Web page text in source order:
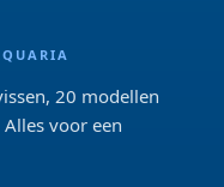
20 modellen
voor een